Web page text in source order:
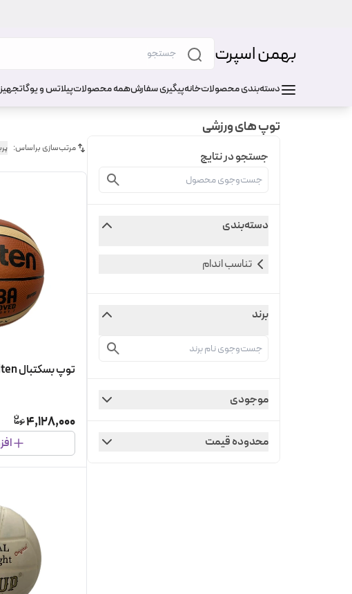
بهمن اسپرت
دسته‌بندی محصولاتخانهپیگیری سفارشهمه محصولاتپیلاتس و یوگا
توپ های ورزشی
جستجو در نتایج
دسته‌بندی
تناسب اندام
برند
موجودی
محدوده قیمت
مرتب‌سازی براساس:
توپ بسکتبال molten
4,128,000